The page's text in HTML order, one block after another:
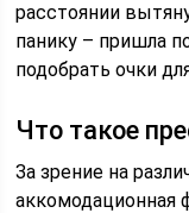
расстоянии
панику – пришла
подобрать очки
Что такое
За зрение на
аккомодационная